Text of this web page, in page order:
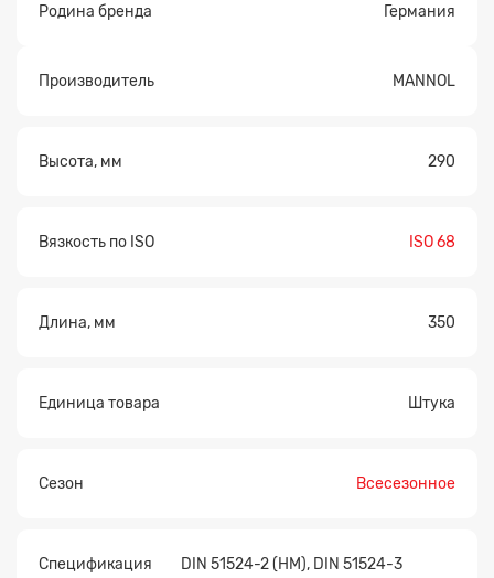
Родина бренда Германия
Производитель MANNOL
Высота, мм 290
Вязкость по ISO ISO 68
Длина, мм 350
Единица товара Штука
Сезон Всесезонное
Спецификация
DIN 51524-2 (HM), DIN 51524-3